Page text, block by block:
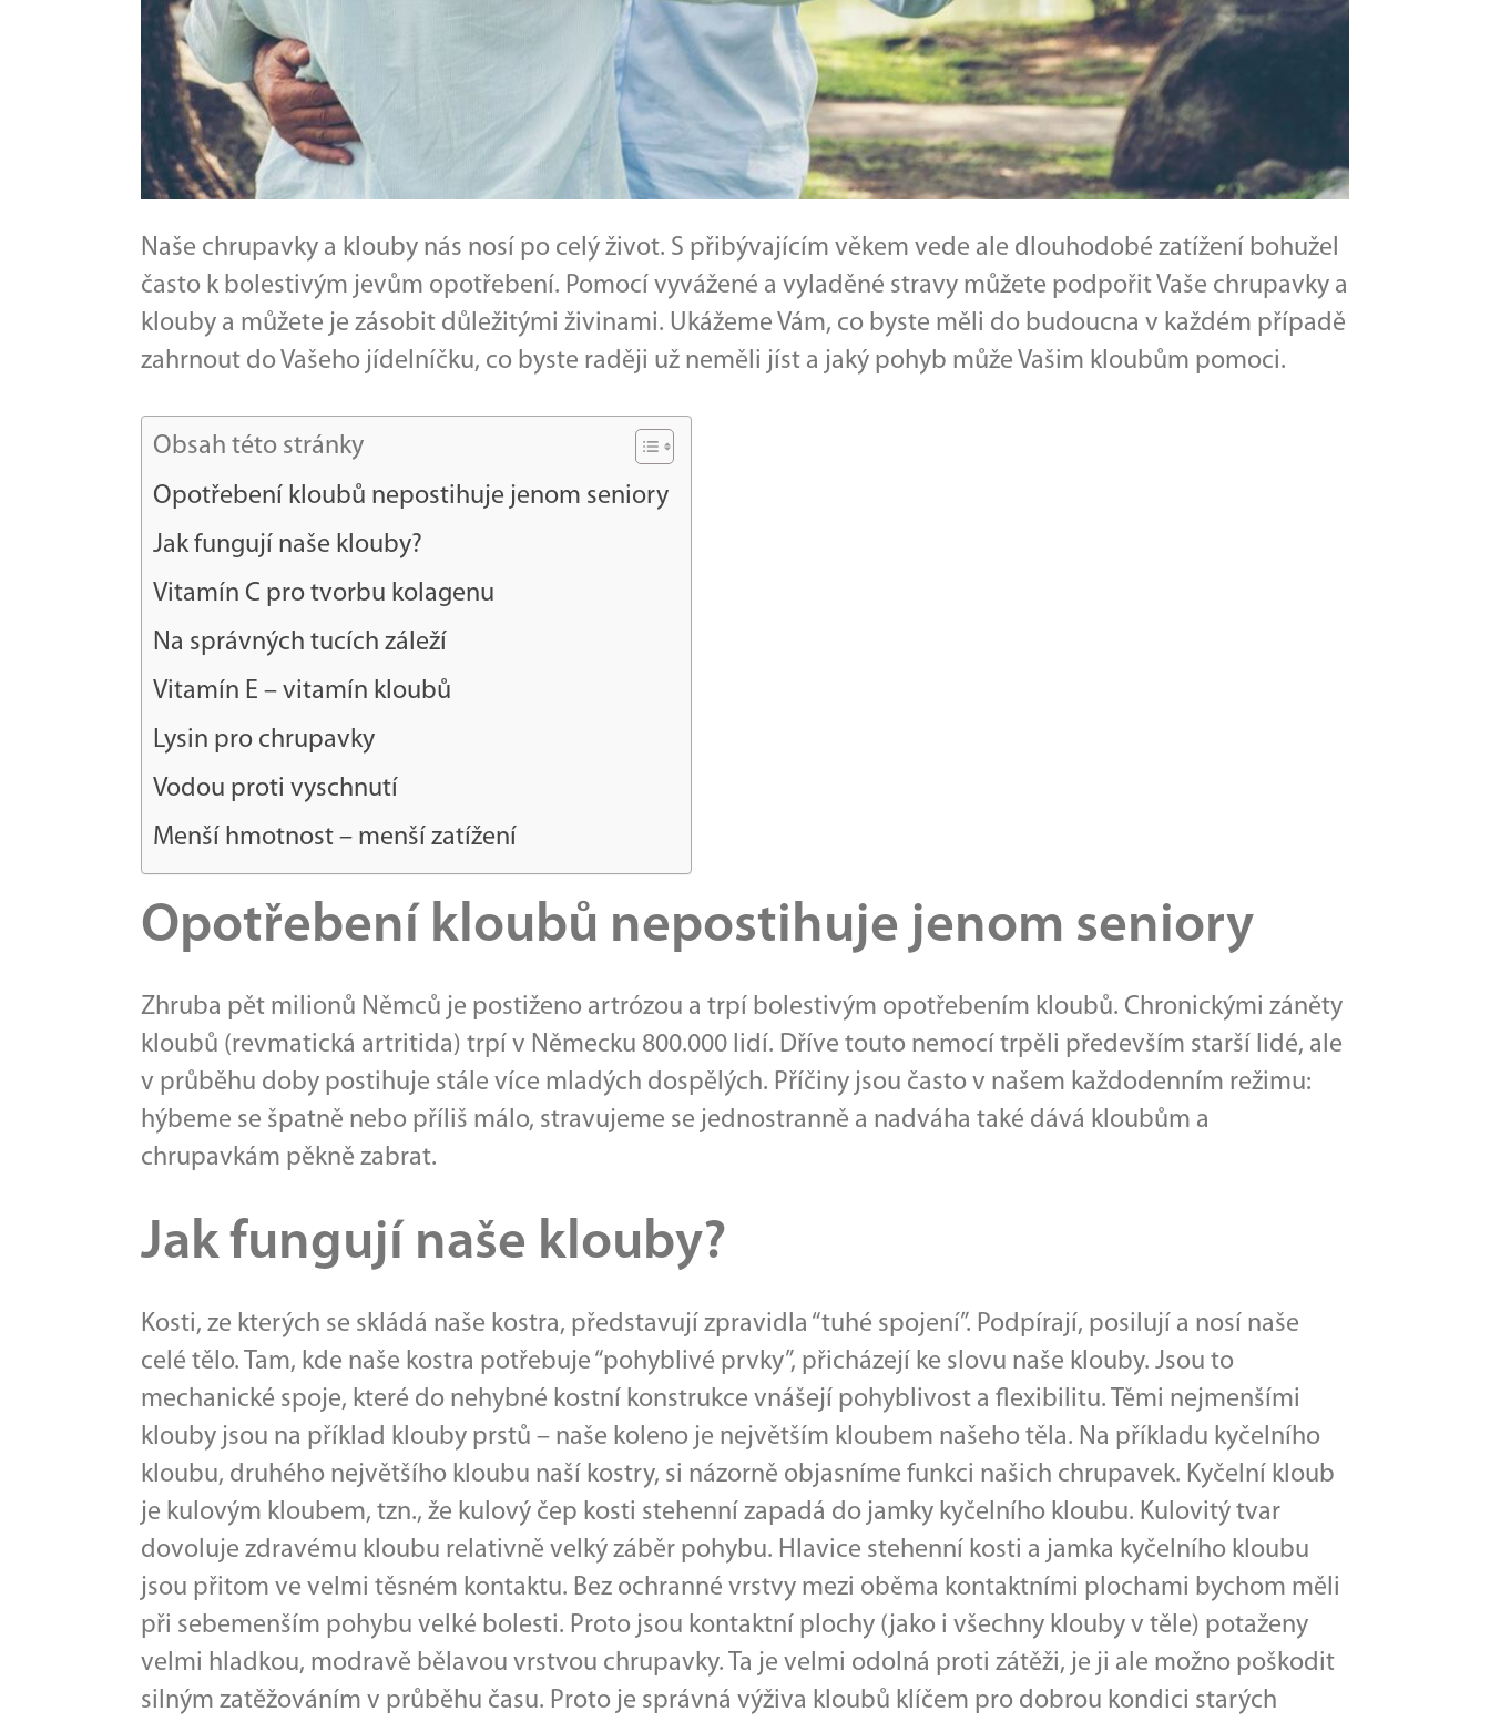
Naše chrupavky a klouby nás nosí po celý život. S přibývajícím věkem vede ale dlouhodobé zatížení bohužel
často k bolestivým jevům opotřebení. Pomocí vyvážené a vyladěné stravy můžete podpořit Vaše chrupavky a
klouby a můžete je zásobit důležitými živinami. Ukážeme Vám, co byste měli do budoucna v každém případě
zahrnout do Vašeho jídelníčku, co byste raději už neměli jíst a jaký pohyb může Vašim kloubům pomoci.
Obsah této stránky
Opotřebení kloubů nepostihuje jenom seniory
Jak fungují naše klouby?
Vitamín C pro tvorbu kolagenu
Na správných tucích záleží
Vitamín E – vitamín kloubů
Lysin pro chrupavky
Vodou proti vyschnutí
Menší hmotnost – menší zatížení
Opotřebení kloubů nepostihuje jenom seniory
Zhruba pět milionů Němců je postiženo artrózou a trpí bolestivým opotřebením kloubů. Chronickými záněty
kloubů (revmatická artritida) trpí v Německu 800.000 lidí. Dříve touto nemocí trpěli především starší lidé, ale
v průběhu doby postihuje stále více mladých dospělých. Příčiny jsou často v našem každodenním režimu:
hýbeme se špatně nebo příliš málo, stravujeme se jednostranně a nadváha také dává kloubům a
chrupavkám pěkně zabrat.
Jak fungují naše klouby?
Kosti, ze kterých se skládá naše kostra, představují zpravidla “tuhé spojení”. Podpírají, posilují a nosí naše
celé tělo. Tam, kde naše kostra potřebuje “pohyblivé prvky”, přicházejí ke slovu naše klouby. Jsou to
mechanické spoje, které do nehybné kostní konstrukce vnášejí pohyblivost a flexibilitu. Těmi nejmenšími
klouby jsou na příklad klouby prstů – naše koleno je největším kloubem našeho těla. Na příkladu kyčelního
kloubu, druhého největšího kloubu naší kostry, si názorně objasníme funkci našich chrupavek. Kyčelní kloub
je kulovým kloubem, tzn., že kulový čep kosti stehenní zapadá do jamky kyčelního kloubu. Kulovitý tvar
dovoluje zdravému kloubu relativně velký záběr pohybu. Hlavice stehenní kosti a jamka kyčelního kloubu
jsou přitom ve velmi těsném kontaktu. Bez ochranné vrstvy mezi oběma kontaktními plochami bychom měli
při sebemenším pohybu velké bolesti. Proto jsou kontaktní plochy (jako i všechny klouby v těle) potaženy
velmi hladkou, modravě bělavou vrstvou chrupavky. Ta je velmi odolná proti zátěži, je ji ale možno poškodit
silným zatěžováním v průběhu času. Proto je správná výživa kloubů klíčem pro dobrou kondici starých